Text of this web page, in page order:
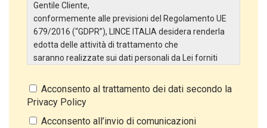
Gentile Cliente,
conformemente alle previsioni del Regolamento UE
679/2016 (“GDPR”), LINCE ITALIA desidera renderla
edotta delle attività di trattamento che
saranno realizzate sui dati personali da Lei forniti
particolare:
Titolare del Trattamento
Il Titolare del Trattamento è LINCE ITALIA S.r.l., con
Acconsento al trattamento dei dati secondo la
Privacy Policy
Acconsento all’invio di comunicazioni